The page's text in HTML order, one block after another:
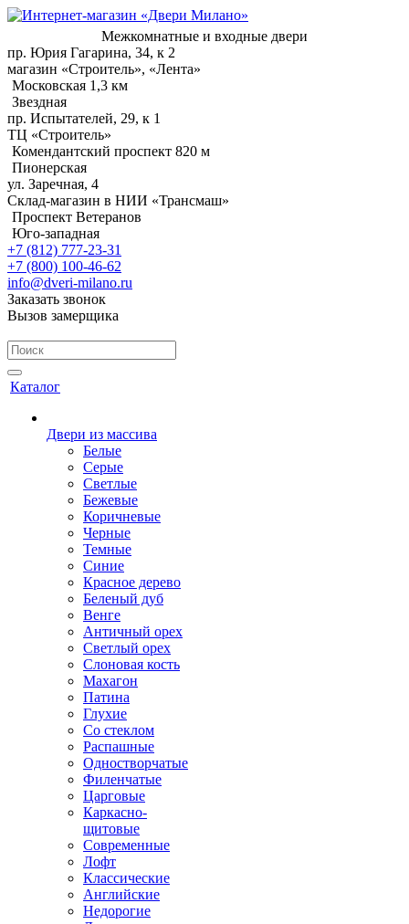
Межкомнатные и входные двери
пр. Юрия Гагарина, 34, к 2
магазин «Строитель», «Лента»
Московская 1,3 км
Звездная
пр. Испытателей, 29, к 1
ТЦ «Строитель»
Комендантский проспект 820 м
Пионерская
ул. Заречная, 4
Склад-магазин в НИИ «Трансмаш»
Проспект Ветеранов
Юго-западная
+7 (812) 777-23-31
+7 (800) 100-46-62
info@dveri-milano.ru
Заказать звонок
Вызов замерщика
Каталог
Двери из массива
Белые
Серые
Светлые
Бежевые
Коричневые
Черные
Темные
Синие
Красное дерево
Беленый дуб
Венге
Античный орех
Светлый орех
Слоновая кость
Махагон
Патина
Глухие
Со стеклом
Распашные
Одностворчатые
Филенчатые
Царговые
Каркасно-
щитовые
Современные
Лофт
Классические
Английские
Недорогие